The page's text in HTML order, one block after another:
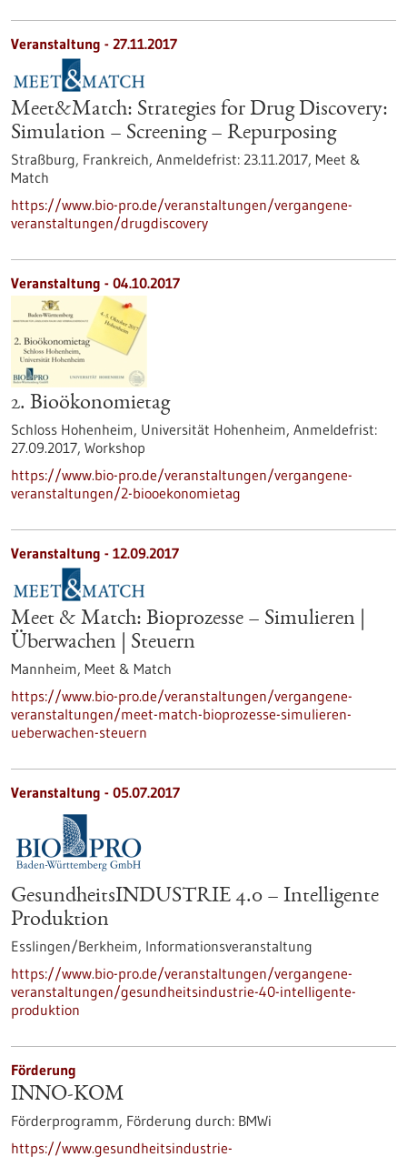
Veranstaltung - 27.11.2017
Meet&Match: Strategies for Drug Discovery:
Simulation – Screening – Repurposing
Straßburg, Frankreich, Anmeldefrist: 23.11.2017, Meet &
Match
https://www.bio-pro.de/veranstaltungen/vergangene-
veranstaltungen/drugdiscovery
Veranstaltung - 04.10.2017
2. Bioökonomietag
Schloss Hohenheim, Universität Hohenheim, Anmeldefrist:
27.09.2017, Workshop
https://www.bio-pro.de/veranstaltungen/vergangene-
veranstaltungen/2-biooekonomietag
Veranstaltung - 12.09.2017
Meet & Match: Bioprozesse – Simulieren |
Überwachen | Steuern
Mannheim, Meet & Match
https://www.bio-pro.de/veranstaltungen/vergangene-
veranstaltungen/meet-match-bioprozesse-simulieren-
ueberwachen-steuern
Veranstaltung - 05.07.2017
GesundheitsINDUSTRIE 4.0 – Intelligente
Produktion
Esslingen/Berkheim, Informationsveranstaltung
https://www.bio-pro.de/veranstaltungen/vergangene-
veranstaltungen/gesundheitsindustrie-40-intelligente-
produktion
Förderung
INNO-KOM
Förderprogramm, Förderung durch: BMWi
https://www.gesundheitsindustrie-